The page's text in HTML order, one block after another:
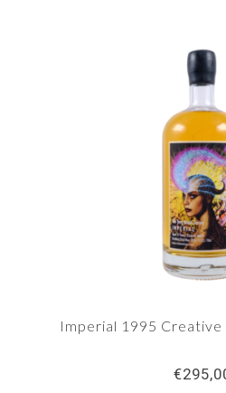
Imperial 1995 Creative